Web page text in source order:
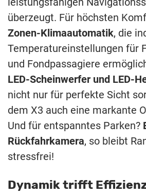
überzeugt. Für höchsten
Zonen-Klimaautomatik, die
Temperatureinstellungen für
und Fondpassagiere
LED-Scheinwerfer und LED-
nicht nur für perfekte Sicht
dem X3 auch eine markante
Und für entspanntes Parken?
Rückfahrkamera, so bleibt
stressfrei!
Dynamik trifft